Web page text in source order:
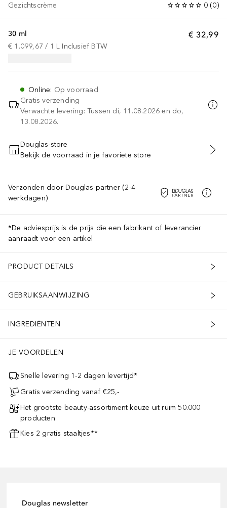
Gezichtscrème 0 (0)
€ 32,99
30 ml
€ 1.099,67 / 1 L Inclusief BTW
Online: Op voorraad
Gratis verzending
Verwachte levering: Tussen di, 11.08.2026 en do,
13.08.2026.
VOEG TOE AAN WINKELMANDJE
Douglas-store
Bekijk de voorraad in je favoriete store
Verzonden door Douglas-partner (2-4
werkdagen)
*De adviesprijs is de prijs die een fabrikant of leverancier
aanraadt voor een artikel
PRODUCT DETAILS
GEBRUIKSAANWIJZING
INGREDIËNTEN
JE VOORDELEN
Snelle levering 1-2 dagen levertijd*
Gratis verzending vanaf €25,-
Het grootste beauty-assortiment keuze uit ruim 50.000
producten
Kies 2 gratis staaltjes**
Douglas newsletter